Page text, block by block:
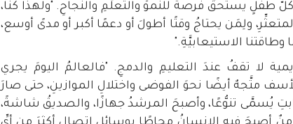
كلّ طفلٍ يستحقُّ فرصةً للنموِّ والتعلُّمِ والنجاحِ. "ولهذا كنَّا،
ولِمَن يحتاجُ وقتًا أطولَ أو دعمًا أكبر أو مدىً أوسع،
الاستيعابيَّةِ."
لا تقفُ عندَ التعليمِ والدمجِ. "فالعالمُ اليومَ يجري
متَّجهٌ أيضًا نحوَ الفوضى واختلالِ الموازينِ، حتى صارَ
يُسمَّى تنوُّعًا، وأصبحَ المرشدُ جهازًا، والصديقُ شاشةً،